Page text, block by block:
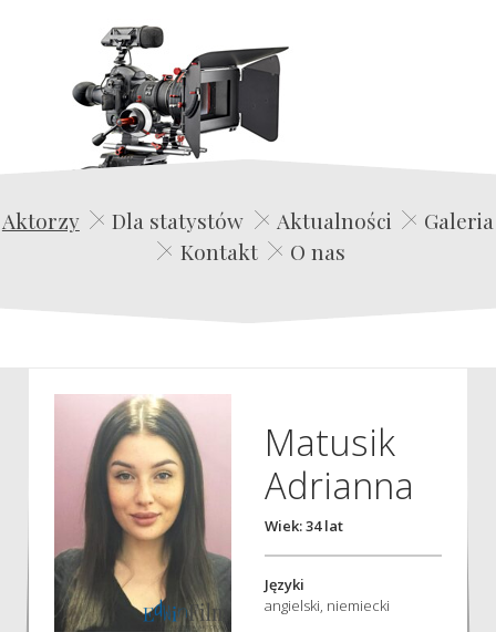
Edwin Film Agencja Aktorska
Aktorzy Dla statystów Aktualności
Galeria
Kontakt
O nas
Matusik
Adrianna
Wiek: 34 lat
Języki
angielski, niemiecki